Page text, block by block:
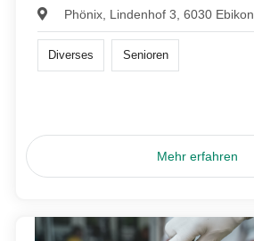
Phönix, Lindenhof 3, 6030 Ebikon
Diverses Senioren
Mehr erfahren